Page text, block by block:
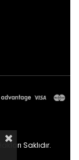
Saklıdır.